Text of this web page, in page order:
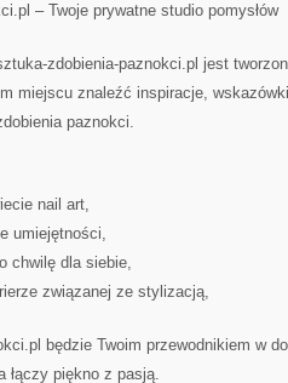
– Twoje prywatne studio pomysłów
zdobienia-paznokci.pl jest
miejscu znaleźć inspiracje,
paznokci.
nail art,
umiejętności,
chwilę dla siebie,
związanej ze stylizacją,
będzie Twoim przewodnikiem w
łączy piękno z pasją.